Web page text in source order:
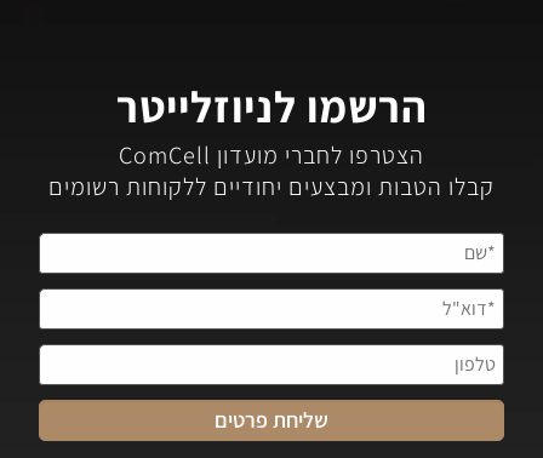
הרשמו לניוזלייטר
הצטרפו לחברי מועדון ComCell
קבלו הטבות ומבצעים יחודיים ללקוחות רשומים